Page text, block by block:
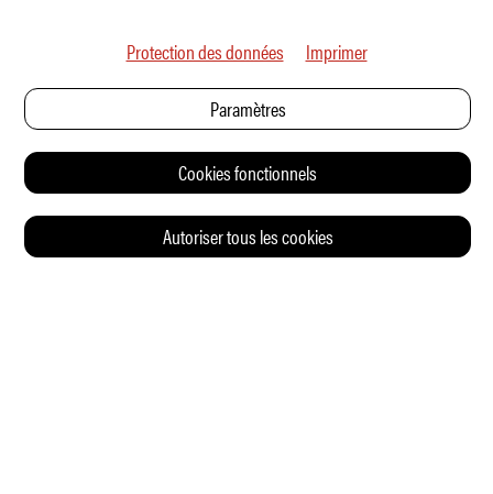
Protection des données Imprimer
Paramètres
Cookies fonctionnels
Autoriser tous les cookies